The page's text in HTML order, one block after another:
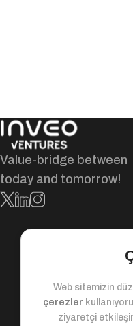
Value-bridge between
today and tomorrow!
Web sitemizin
çerezler
ziyaretçi